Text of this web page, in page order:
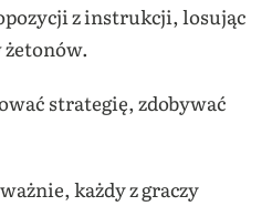
z instrukcji, losując
strategię, zdobywać
każdy z graczy